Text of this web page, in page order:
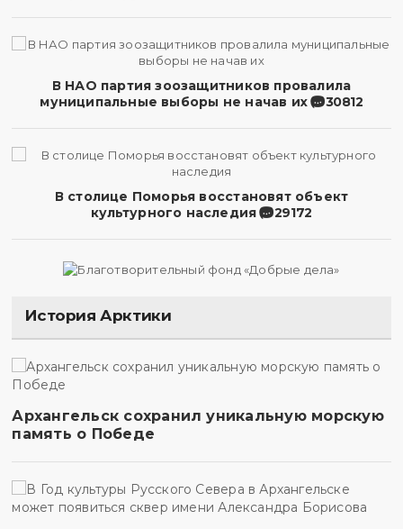
В НАО партия зоозащитников провалила
муниципальные выборы не начав их
30812
В столице Поморья восстановят объект
культурного наследия
29172
История Арктики
Архангельск сохранил уникальную морскую
память о Победе